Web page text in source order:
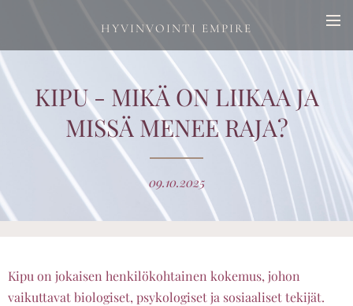
HYVINVOINTI EMPIRE
KIPU - MIKÄ ON LIIKAA JA
MISSÄ MENEE RAJA?
09.10.2025
Kipu on jokaisen henkilökohtainen kokemus, johon
vaikuttavat biologiset, psykologiset ja sosiaaliset tekijät.